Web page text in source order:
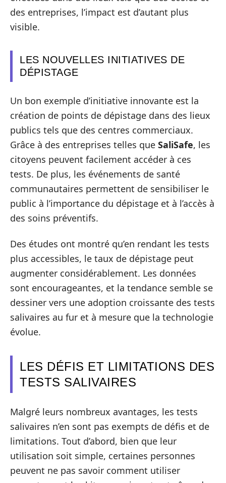
des entreprises, l’impact est d’autant plus
visible.
LES NOUVELLES INITIATIVES DE
DÉPISTAGE
Un bon exemple d’initiative innovante est la
création de points de dépistage dans des lieux
publics tels que des centres commerciaux.
Grâce à des entreprises telles que SaliSafe, les
citoyens peuvent facilement accéder à ces
tests. De plus, les événements de santé
communautaires permettent de sensibiliser le
public à l’importance du dépistage et à l’accès à
des soins préventifs.
Des études ont montré qu’en rendant les tests
plus accessibles, le taux de dépistage peut
augmenter considérablement. Les données
sont encourageantes, et la tendance semble se
dessiner vers une adoption croissante des tests
salivaires au fur et à mesure que la technologie
évolue.
LES DÉFIS ET LIMITATIONS DES
TESTS SALIVAIRES
Malgré leurs nombreux avantages, les tests
salivaires n’en sont pas exempts de défis et de
limitations. Tout d’abord, bien que leur
utilisation soit simple, certaines personnes
peuvent ne pas savoir comment utiliser